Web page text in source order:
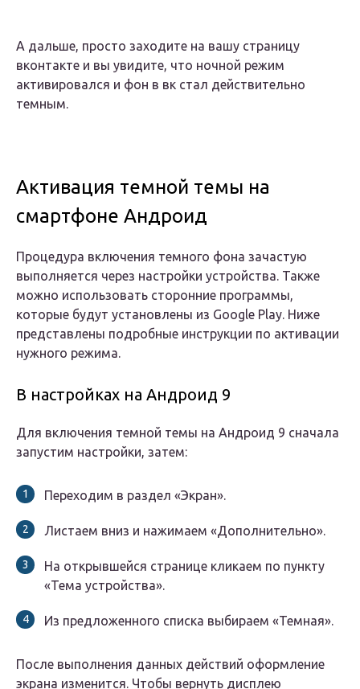
А дальше, просто заходите на вашу страницу
вконтакте и вы увидите, что ночной режим
активировался и фон в вк стал действительно
темным.
Активация темной темы на
смартфоне Андроид
Процедура включения темного фона зачастую
выполняется через настройки устройства. Также
можно использовать сторонние программы,
которые будут установлены из Google Play. Ниже
представлены подробные инструкции по активации
нужного режима.
В настройках на Андроид 9
Для включения темной темы на Андроид 9 сначала
запустим настройки, затем:
Переходим в раздел «Экран».
Листаем вниз и нажимаем «Дополнительно».
На открывшейся странице кликаем по пункту
«Тема устройства».
Из предложенного списка выбираем «Темная».
После выполнения данных действий оформление
экрана изменится. Чтобы вернуть дисплею